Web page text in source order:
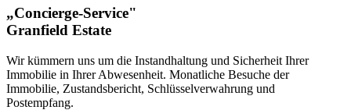
„Concierge-Service"
Granfield Estate
Wir kümmern uns um die Instandhaltung und Sicherheit Ihrer
Immobilie in Ihrer Abwesenheit. Monatliche Besuche der
Immobilie, Zustandsbericht, Schlüsselverwahrung und
Postempfang.